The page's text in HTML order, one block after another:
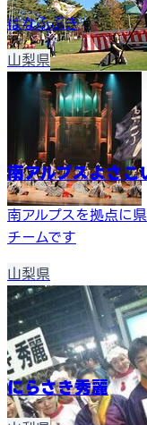
はなふぶき
山梨県
南アルプスよさ
南アルプスを拠点に
チームです
山梨県
にらさき秀麗